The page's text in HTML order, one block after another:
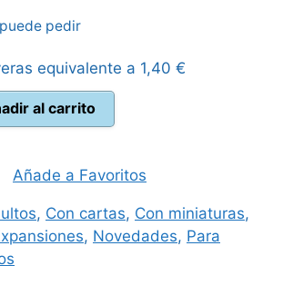
original
era:
85,00 €.
es:
pedir
equivalente a 1,40 €
al carrito
Añade a Favoritos
, Con cartas, Con miniaturas,
, Novedades, Para